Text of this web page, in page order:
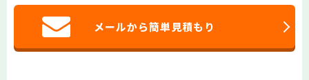
メールから簡単見積もり